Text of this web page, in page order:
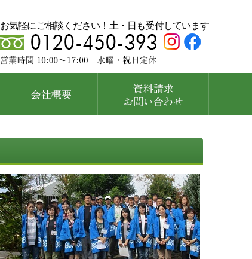
お気軽にご相談ください！土・日も受付しています